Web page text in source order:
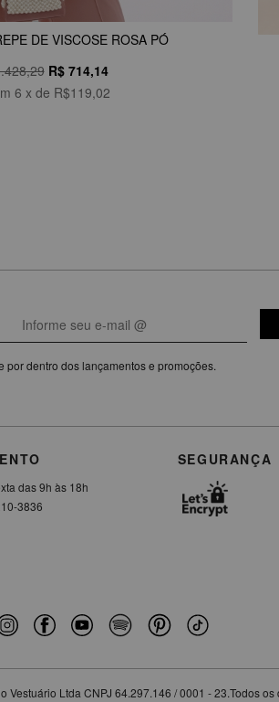
DE VISCOSE ROSA PÓ
R$ 714,14
6 x de R$119,02
por dentro dos lançamentos e promoções.
das 9h às 18h
3836
SEGURANÇA
Ltda CNPJ 64.297.146 / 0001 - 23.Todos